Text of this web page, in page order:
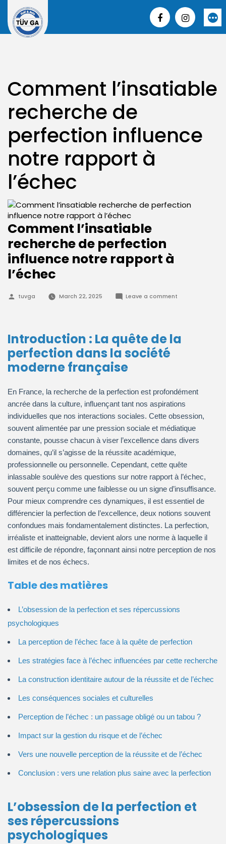
content
More
Comment l’insatiable
recherche de
perfection influence
notre rapport à
l’échec
Comment l’insatiable
recherche de perfection
influence notre rapport à
l’échec
Posted
tuvga March 22, 2025 Leave a commenton
influence
notre
Introduction : La quête de la
perfection dans la société
moderne française
En France, la recherche de la perfection est profondément
ancrée dans la culture, influençant tant nos aspirations
individuelles que nos interactions sociales. Cette obsession,
souvent alimentée par une pression sociale et médiatique
constante, pousse chacun à viser l’excellence dans divers
domaines, qu’il s’agisse de la réussite académique,
professionnelle ou personnelle. Cependant, cette quête
inlassable soulève des questions sur notre rapport à l’échec,
souvent perçu comme une faiblesse ou un signe d’insuffisance.
Pour mieux comprendre ces dynamiques, il est essentiel de
différencier la perfection de l’excellence, deux notions souvent
confondues mais fondamentalement distinctes. La perfection,
irréaliste et inatteignable, devient alors une norme à laquelle il
est difficile de répondre, façonnant ainsi notre perception de nos
limites et de nos échecs.
Table des matières
L’obsession de la perfection et ses répercussions
psychologiques
La perception de l’échec face à la quête de perfection
Les stratégies face à l’échec influencées par cette recherche
La construction identitaire autour de la réussite et de l’échec
Les conséquences sociales et culturelles
Perception de l’échec : un passage obligé ou un tabou ?
Impact sur la gestion du risque et de l’échec
Vers une nouvelle perception de la réussite et de l’échec
Conclusion : vers une relation plus saine avec la perfection
L’obsession de la perfection et
ses répercussions
psychologiques